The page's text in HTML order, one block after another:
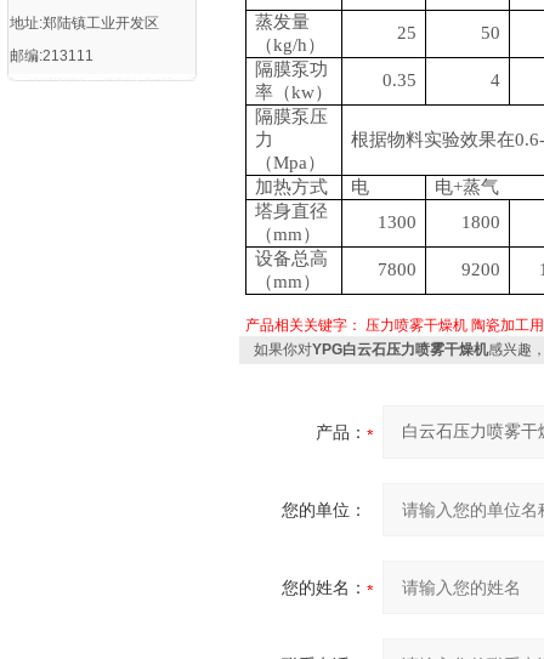
地址:郑陆镇工业开发区
邮编:213111
蒸发量
（kg/h）
25
50
隔膜泵功
率（kw）
0.35
4
隔膜泵压
力
（Mpa）
根据物料实验效果在
加热方式 电 电+蒸气
塔身直径
（mm）
1300
1800
设备总高
（mm）
7800 9200
产品相关关键字： 压力喷雾干燥机 陶瓷加工
如果你对YPG白云石压力喷雾干燥机感兴趣
产品：
您的单位：
您的姓名：